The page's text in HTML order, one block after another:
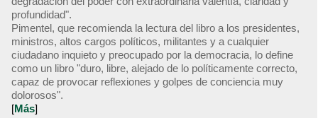
profundidad".
Pimentel, que recomienda la lectura del libro a los presidentes,
ministros, altos cargos políticos, militantes y a cualquier
ciudadano inquieto y preocupado por la democracia, lo define
como un libro "duro, libre, alejado de lo políticamente correcto,
capaz de provocar reflexiones y golpes de conciencia muy
dolorosos".
[Más]